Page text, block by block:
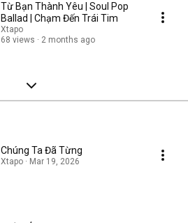
Từ Bạn Thành Yêu | Soul Pop
Ballad | Chạm Đến Trái Tim
Xtapo
68 views
2 months ago
Chúng Ta Đã Từng
Xtapo · Mar 19, 2026